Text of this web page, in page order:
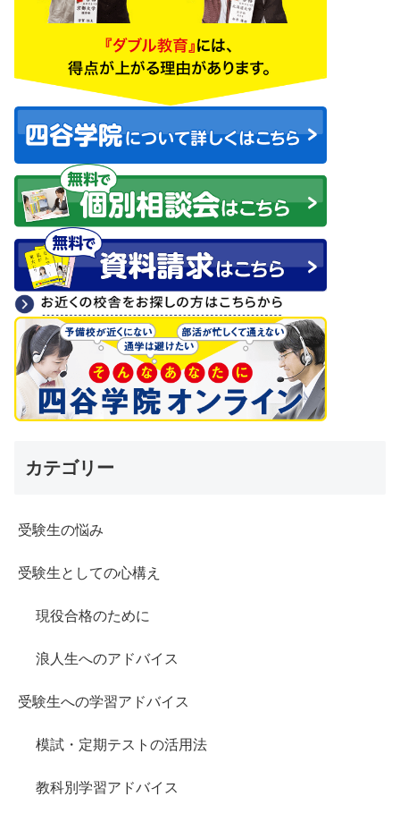
カテゴリー
受験生の悩み
受験生としての心構え
現役合格のために
浪人生へのアドバイス
受験生への学習アドバイス
模試・定期テストの活用法
教科別学習アドバイス